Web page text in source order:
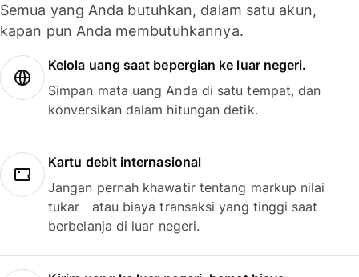
Semua yang Anda butuhkan, dalam satu akun,
kapan pun Anda membutuhkannya.
Kelola uang saat bepergian ke luar negeri.
Simpan mata uang Anda di satu tempat, dan
konversikan dalam hitungan detik.
Kartu debit internasional
Jangan pernah khawatir tentang markup nilai
tukar atau biaya transaksi yang tinggi saat
berbelanja di luar negeri.